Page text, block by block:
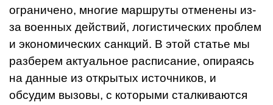
ограничено, многие маршруты отменены из-
за военных действий, логистических проблем
и экономических санкций. В этой статье мы
разберем актуальное расписание, опираясь
на данные из открытых источников, и
обсудим вызовы, с которыми сталкиваются